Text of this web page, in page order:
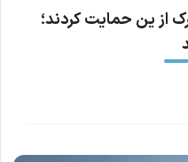
از ین حمایت کردند؛